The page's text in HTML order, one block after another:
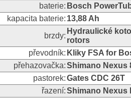
baterie: Bosch
kapacita baterie: 13,88 Ah
brzdy:
Hydraulické
rotors
převodník: Kliky FSA for
přehazovačka:Shimano Nexus
pastorek:Gates CDC 26T
řazení:Shimano Nexus